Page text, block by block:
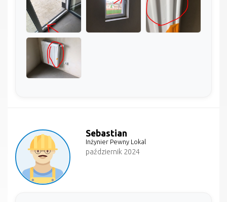
Sebastian
Inżynier Pewny Lokal
październik 2024